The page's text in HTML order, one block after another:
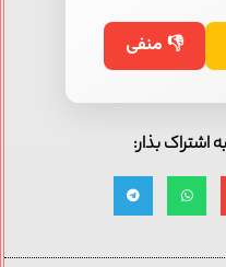
👎 منفی
بذار: